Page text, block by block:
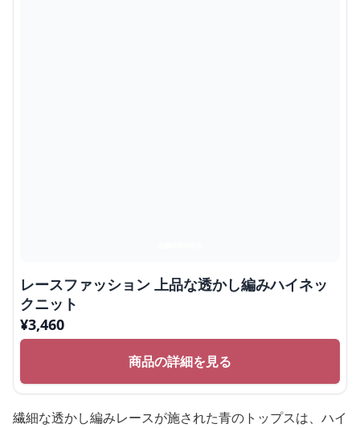
レースファッション 上品な透かし編みハイネッ
クニット
¥3,460
商品の詳細を見る
繊細な透かし編みレースが施された青のトップスは、ハイ